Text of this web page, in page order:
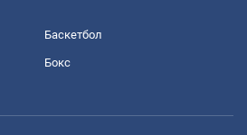
Баскетбол
Бокс